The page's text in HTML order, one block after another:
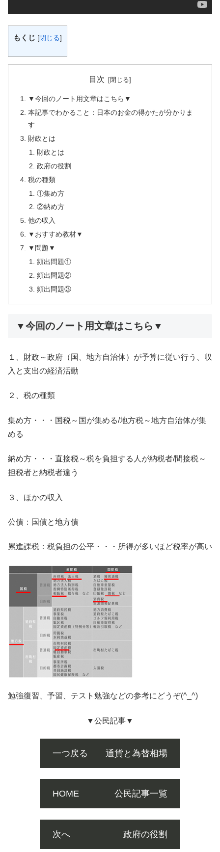
もくじ [閉じる]
目次
▼今回のノート用文章はこちら▼
本記事でわかること：日本のお金の得かたが分かりま
す
財政とは
財政とは
政府の役割
税の種類
①集め方
②納め方
他の収入
▼おすすめ教材▼
▼問題▼
頻出問題①
頻出問題②
頻出問題③
▼今回のノート用文章はこちら▼
１、財政～政府（国、地方自治体）が予算に従い行う、収
入と支出の経済活動
２、税の種類
集め方・・・国税～国が集める/地方税～地方自治体が集
める
納め方・・・直接税～税を負担する人が納税者/間接税～
担税者と納税者違う
３、ほかの収入
公債：国債と地方債
累進課税：税負担の公平・・・所得が多いほど税率が高い
勉強復習、予習、テスト勉強などの参考にどうぞ(^_^)
▼公民記事▼
一つ戻る 通貨と為替相場
HOME 公民記事一覧
次へ 政府の役割